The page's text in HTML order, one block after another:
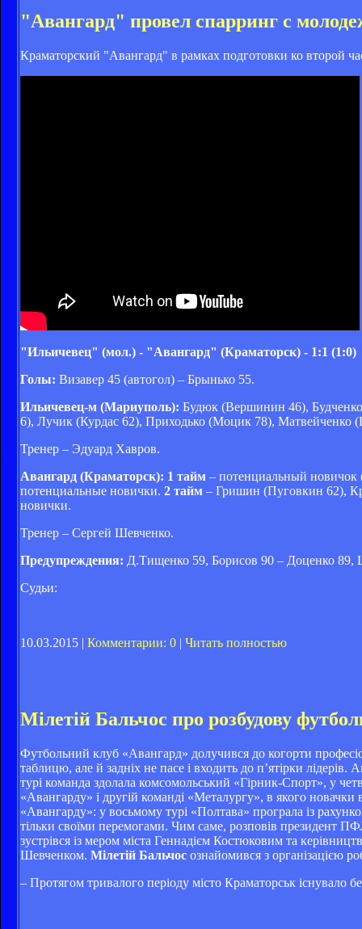
"Авангард" провел спарринг с
Краматорский "Авангард" в рамках подготовки ко второй
"Ильичевец" (мол.) - "Авангард" (Краматорск) - 1:1 (1:0)
Голы: Визавер 45 (автогол) – Брынько 55.
Ильичевец-м (Мариуполь): Будюк (Вершинин 46),
6), Лучик (Курдас 62), Приходько (Моцик 78), Матвейченко
Тренер – Эдуард Хавров.
Авангард (Краматорск): 1 тайм – потенциальный
потенциальные новички. 2 тайм – Гришин (Пуговкин 62),
новички.
Тренер – Сергей Шевченко.
Предупреждения: Д.Тищенко 59, Борисов 90 – Доценко 89,
Судьи:
10.03.2015 | Комментарии: 0 | Читать полностью
Мілетій Бальчос про розбудову
Футбольний клуб «Авангард» долучився до когорти
таблицю, але й задніх не пасе і входить до п’ятірки
турі команда здолала комсомольський «Гірник-Спорт», у
«Авангарду» і другій команді «Металургу», в якого
«Авангарду»: у восьмому турі «Полтава» програла із
тільки своїми перемогами. Чим саме, розповів президент
зустрівся із мером міста Геннадієм Костюковим та
Шевченком. Мілетій Бальчос ознайомився з організацією
– Протягом тривалого періоду місто Краматорськ існувало